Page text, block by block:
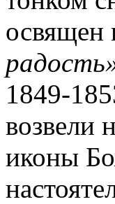
освящен
р
1849-
возвели
иконы